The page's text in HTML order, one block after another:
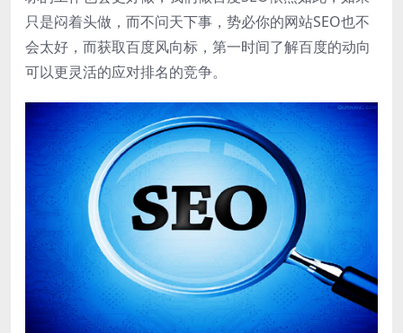
只是闷着头做，而不问天下事，势必你的网站SEO也不
会太好，而获取百度风向标，第一时间了解百度的动向
可以更灵活的应对排名的竞争。